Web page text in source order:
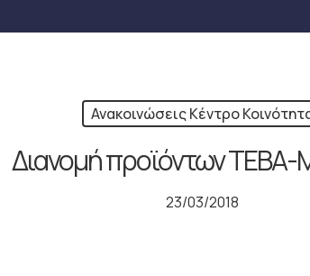
Ανακοινώσεις Κέντρο
Διανομή προϊόντων ΤΕΒΑ-
23/03/2018